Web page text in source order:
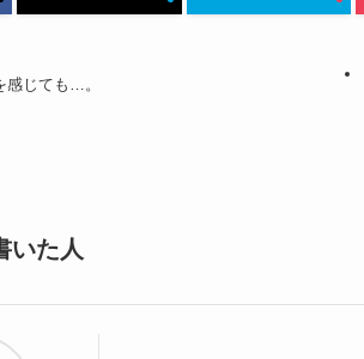
感じても…。
いた人